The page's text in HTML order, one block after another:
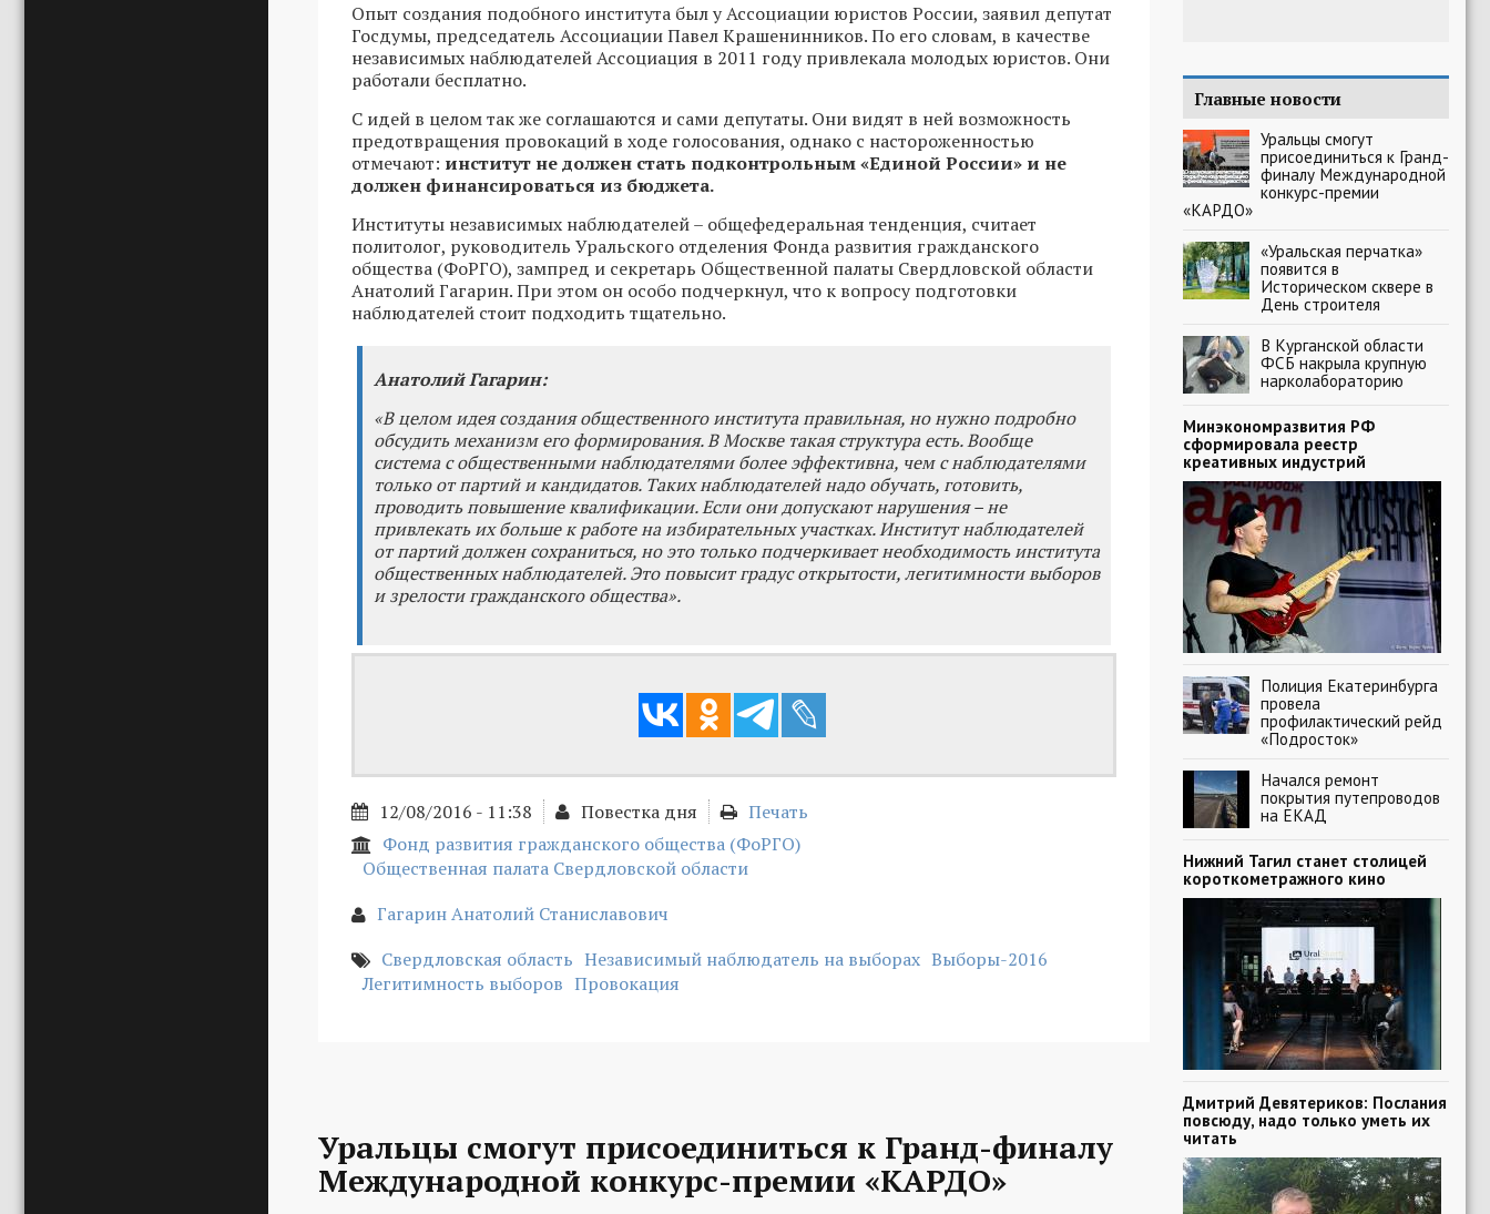
Опыт создания подобного института был у Ассоциации юристов России, заявил депутат
Госдумы, председатель Ассоциации Павел Крашенинников. По его словам, в качестве
независимых наблюдателей Ассоциация в 2011 году привлекала молодых юристов. Они
работали бесплатно.
С идей в целом так же соглашаются и сами депутаты. Они видят в ней возможность
предотвращения провокаций в ходе голосования, однако с настороженностью
отмечают: институт не должен стать подконтрольным «Единой России» и не
должен финансироваться из бюджета.
Институты независимых наблюдателей – общефедеральная тенденция, считает
политолог, руководитель Уральского отделения Фонда развития гражданского
общества (ФоРГО), зампред и секретарь Общественной палаты Свердловской области
Анатолий Гагарин. При этом он особо подчеркнул, что к вопросу подготовки
наблюдателей стоит подходить тщательно.
Анатолий Гагарин:
«В целом идея создания общественного института правильная, но нужно подробно
обсудить механизм его формирования. В Москве такая структура есть. Вообще
система с общественными наблюдателями более эффективна, чем с наблюдателями
только от партий и кандидатов. Таких наблюдателей надо обучать, готовить,
проводить повышение квалификации. Если они допускают нарушения – не
привлекать их больше к работе на избирательных участках. Институт наблюдателей
от партий должен сохраниться, но это только подчеркивает необходимость института
общественных наблюдателей. Это повысит градус открытости, легитимности выборов
и зрелости гражданского общества».
12/08/2016 - 11:38 Повестка дня
Печать
Фонд развития гражданского общества (ФоРГО)
Общественная палата Свердловской области
Гагарин Анатолий Станиславович
Свердловская область Независимый наблюдатель на выборах Выборы-2016
Легитимность выборов Провокация
Уральцы смогут присоединиться к Гранд-финалу
Международной конкурс-премии «КАРДО»
Главные новости
Уральцы смогут
присоединиться к Гранд-
финалу Международной
конкурс-премии
«КАРДО»
«Уральская перчатка»
появится в
Историческом сквере в
День строителя
В Курганской области
ФСБ накрыла крупную
нарколабораторию
Минэкономразвития РФ
сформировала реестр
креативных индустрий
Полиция Екатеринбурга
провела
профилактический рейд
«Подросток»
Начался ремонт
покрытия путепроводов
на ЕКАД
Нижний Тагил станет столицей
короткометражного кино
Дмитрий Девятериков: Послания
повсюду, надо только уметь их
читать